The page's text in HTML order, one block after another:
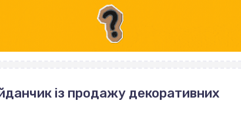
із продажу декоративних